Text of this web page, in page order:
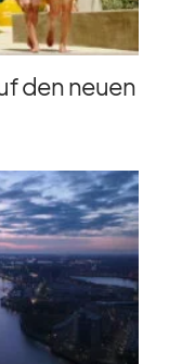
den neuen